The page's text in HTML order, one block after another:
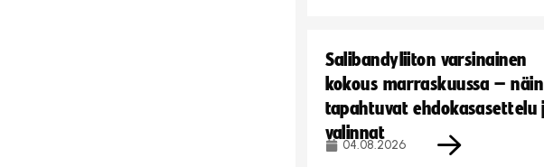
Salibandyliiton varsinainen
kokous marraskuussa – näin
tapahtuvat ehdokasasettelu
valinnat
04.08.2026